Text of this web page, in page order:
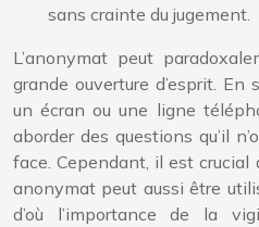
sans crainte du jugement.
L’anonymat peut
grande ouverture d’esprit.
un écran ou une ligne
aborder des questions qu’il
face. Cependant, il est
anonymat peut aussi être
d’où l’importance de la